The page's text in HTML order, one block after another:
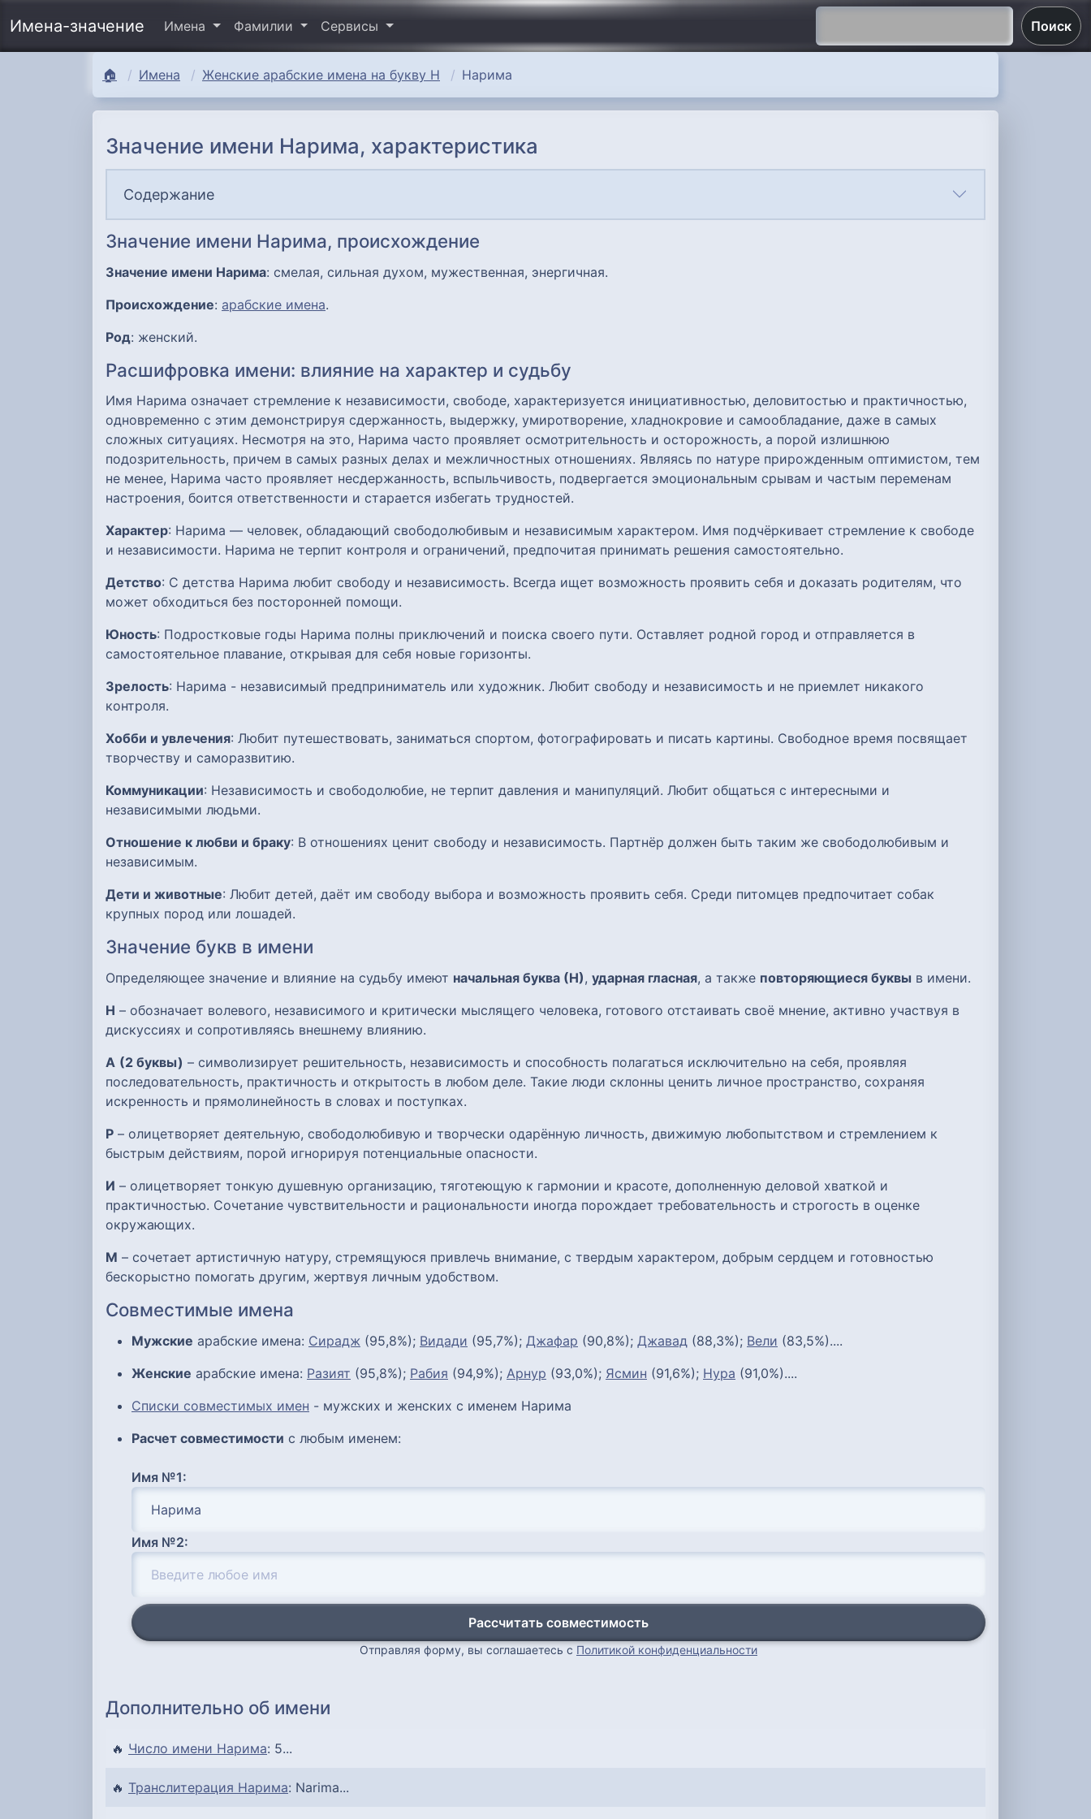
Имена-значение Имена Фамилии Сервисы Поиск
🏠 Имена Женские арабские имена на букву Н Нарима
Значение имени Нарима, характеристика
Содержание
Значение имени Нарима, происхождение
Значение имени Нарима: смелая, сильная духом, мужественная, энергичная.
Происхождение: арабские имена.
Род: женский.
Расшифровка имени: влияние на характер и судьбу
Имя Нарима означает стремление к независимости, свободе, характеризуется инициативностью, деловитостью и практичностью,
одновременно с этим демонстрируя сдержанность, выдержку, умиротворение, хладнокровие и самообладание, даже в самых
сложных ситуациях. Несмотря на это, Нарима часто проявляет осмотрительность и осторожность, а порой излишнюю
подозрительность, причем в самых разных делах и межличностных отношениях. Являясь по натуре прирожденным оптимистом, тем
не менее, Нарима часто проявляет несдержанность, вспыльчивость, подвергается эмоциональным срывам и частым переменам
настроения, боится ответственности и старается избегать трудностей.
Характер: Нарима — человек, обладающий свободолюбивым и независимым характером. Имя подчёркивает стремление к свободе
и независимости. Нарима не терпит контроля и ограничений, предпочитая принимать решения самостоятельно.
Детство: С детства Нарима любит свободу и независимость. Всегда ищет возможность проявить себя и доказать родителям, что
может обходиться без посторонней помощи.
Юность: Подростковые годы Нарима полны приключений и поиска своего пути. Оставляет родной город и отправляется в
самостоятельное плавание, открывая для себя новые горизонты.
Зрелость: Нарима - независимый предприниматель или художник. Любит свободу и независимость и не приемлет никакого
контроля.
Хобби и увлечения: Любит путешествовать, заниматься спортом, фотографировать и писать картины. Свободное время посвящает
творчеству и саморазвитию.
Коммуникации: Независимость и свободолюбие, не терпит давления и манипуляций. Любит общаться с интересными и
независимыми людьми.
Отношение к любви и браку: В отношениях ценит свободу и независимость. Партнёр должен быть таким же свободолюбивым и
независимым.
Дети и животные: Любит детей, даёт им свободу выбора и возможность проявить себя. Среди питомцев предпочитает собак
крупных пород или лошадей.
Значение букв в имени
Определяющее значение и влияние на судьбу имеют начальная буква (Н), ударная гласная, а также повторяющиеся буквы в имени.
Н – обозначает волевого, независимого и критически мыслящего человека, готового отстаивать своё мнение, активно участвуя в
дискуссиях и сопротивляясь внешнему влиянию.
А (2 буквы) – символизирует решительность, независимость и способность полагаться исключительно на себя, проявляя
последовательность, практичность и открытость в любом деле. Такие люди склонны ценить личное пространство, сохраняя
искренность и прямолинейность в словах и поступках.
Р – олицетворяет деятельную, свободолюбивую и творчески одарённую личность, движимую любопытством и стремлением к
быстрым действиям, порой игнорируя потенциальные опасности.
И – олицетворяет тонкую душевную организацию, тяготеющую к гармонии и красоте, дополненную деловой хваткой и
практичностью. Сочетание чувствительности и рациональности иногда порождает требовательность и строгость в оценке
окружающих.
М – сочетает артистичную натуру, стремящуюся привлечь внимание, с твердым характером, добрым сердцем и готовностью
бескорыстно помогать другим, жертвуя личным удобством.
Совместимые имена
Мужские арабские имена: Сирадж (95,8%); Видади (95,7%); Джафар (90,8%); Джавад (88,3%); Вели (83,5%)....
Женские арабские имена: Разият (95,8%); Рабия (94,9%); Арнур (93,0%); Ясмин (91,6%); Нура (91,0%)....
Списки совместимых имен - мужских и женских с именем Нарима
Расчет совместимости с любым именем:
Имя №1:
Имя №2:
Рассчитать совместимость
Отправляя форму, вы соглашаетесь с Политикой конфиденциальности
Дополнительно об имени
🔥 Число имени Нарима: 5...
🔥 Транслитерация Нарима: Narima...